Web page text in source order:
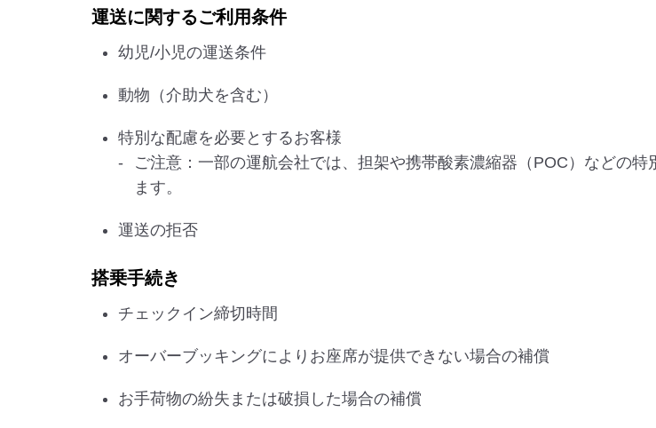
運送に関するご利用条件
幼児/小児の運送条件
動物（介助犬を含む）
特別な配慮を必要とするお客様
ご注意：一部の運航会社では、担架や携帯酸素濃縮器（POC）などの
ます。
運送の拒否
搭乗手続き
チェックイン締切時間
オーバーブッキングによりお座席が提供できない場合の補償
お手荷物の紛失または破損した場合の補償